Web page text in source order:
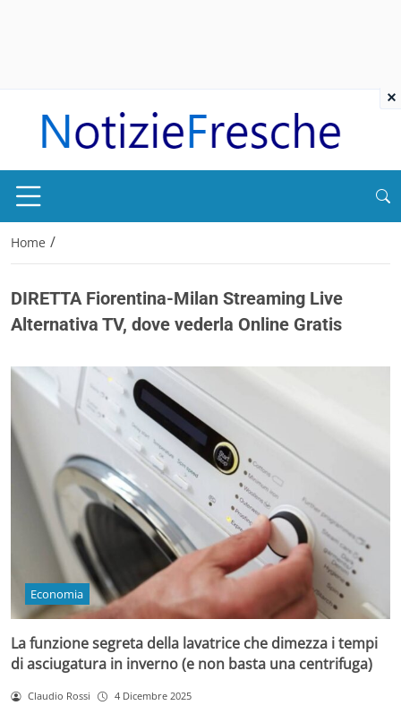
Home /
DIRETTA Fiorentina-Milan Streaming Live
Alternativa TV, dove vederla Online Gratis
Economia
La funzione segreta della lavatrice che dimezza i tempi
di asciugatura in inverno (e non basta una centrifuga)
Claudio Rossi 4 Dicembre 2025
×